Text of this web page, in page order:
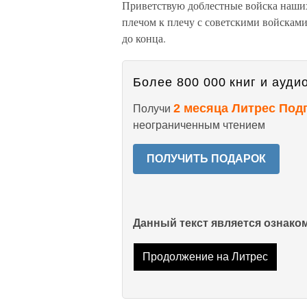
Приветствую доблестные войска
плечом к плечу с советскими
до конца.
Более 800 000 книг и
Получи 2 месяца Литрес
неограниченным чтением
ПОЛУЧИТЬ ПОДАРОК
Данный текст является
Продолжение на Литрес